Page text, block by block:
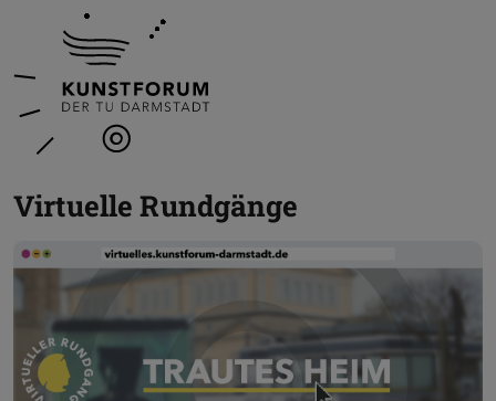
Virtuelle Rundgänge